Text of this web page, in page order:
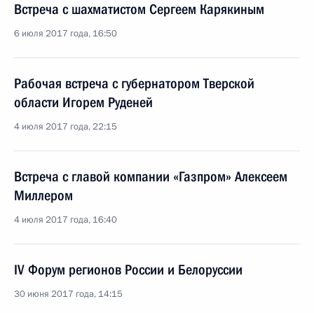
Встреча с шахматистом Сергеем Карякиным
6 июля 2017 года, 16:50
Рабочая встреча с губернатором Тверской
области Игорем Руденей
4 июля 2017 года, 22:15
Встреча с главой компании «Газпром» Алексеем
Миллером
4 июля 2017 года, 16:40
IV Форум регионов России и Белоруссии
30 июня 2017 года, 14:15